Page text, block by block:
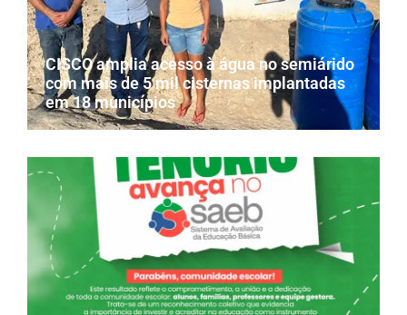
CISCO amplia acesso à água no semiárido
com mais de 5 mil cisternas implantadas
em 18 municípios